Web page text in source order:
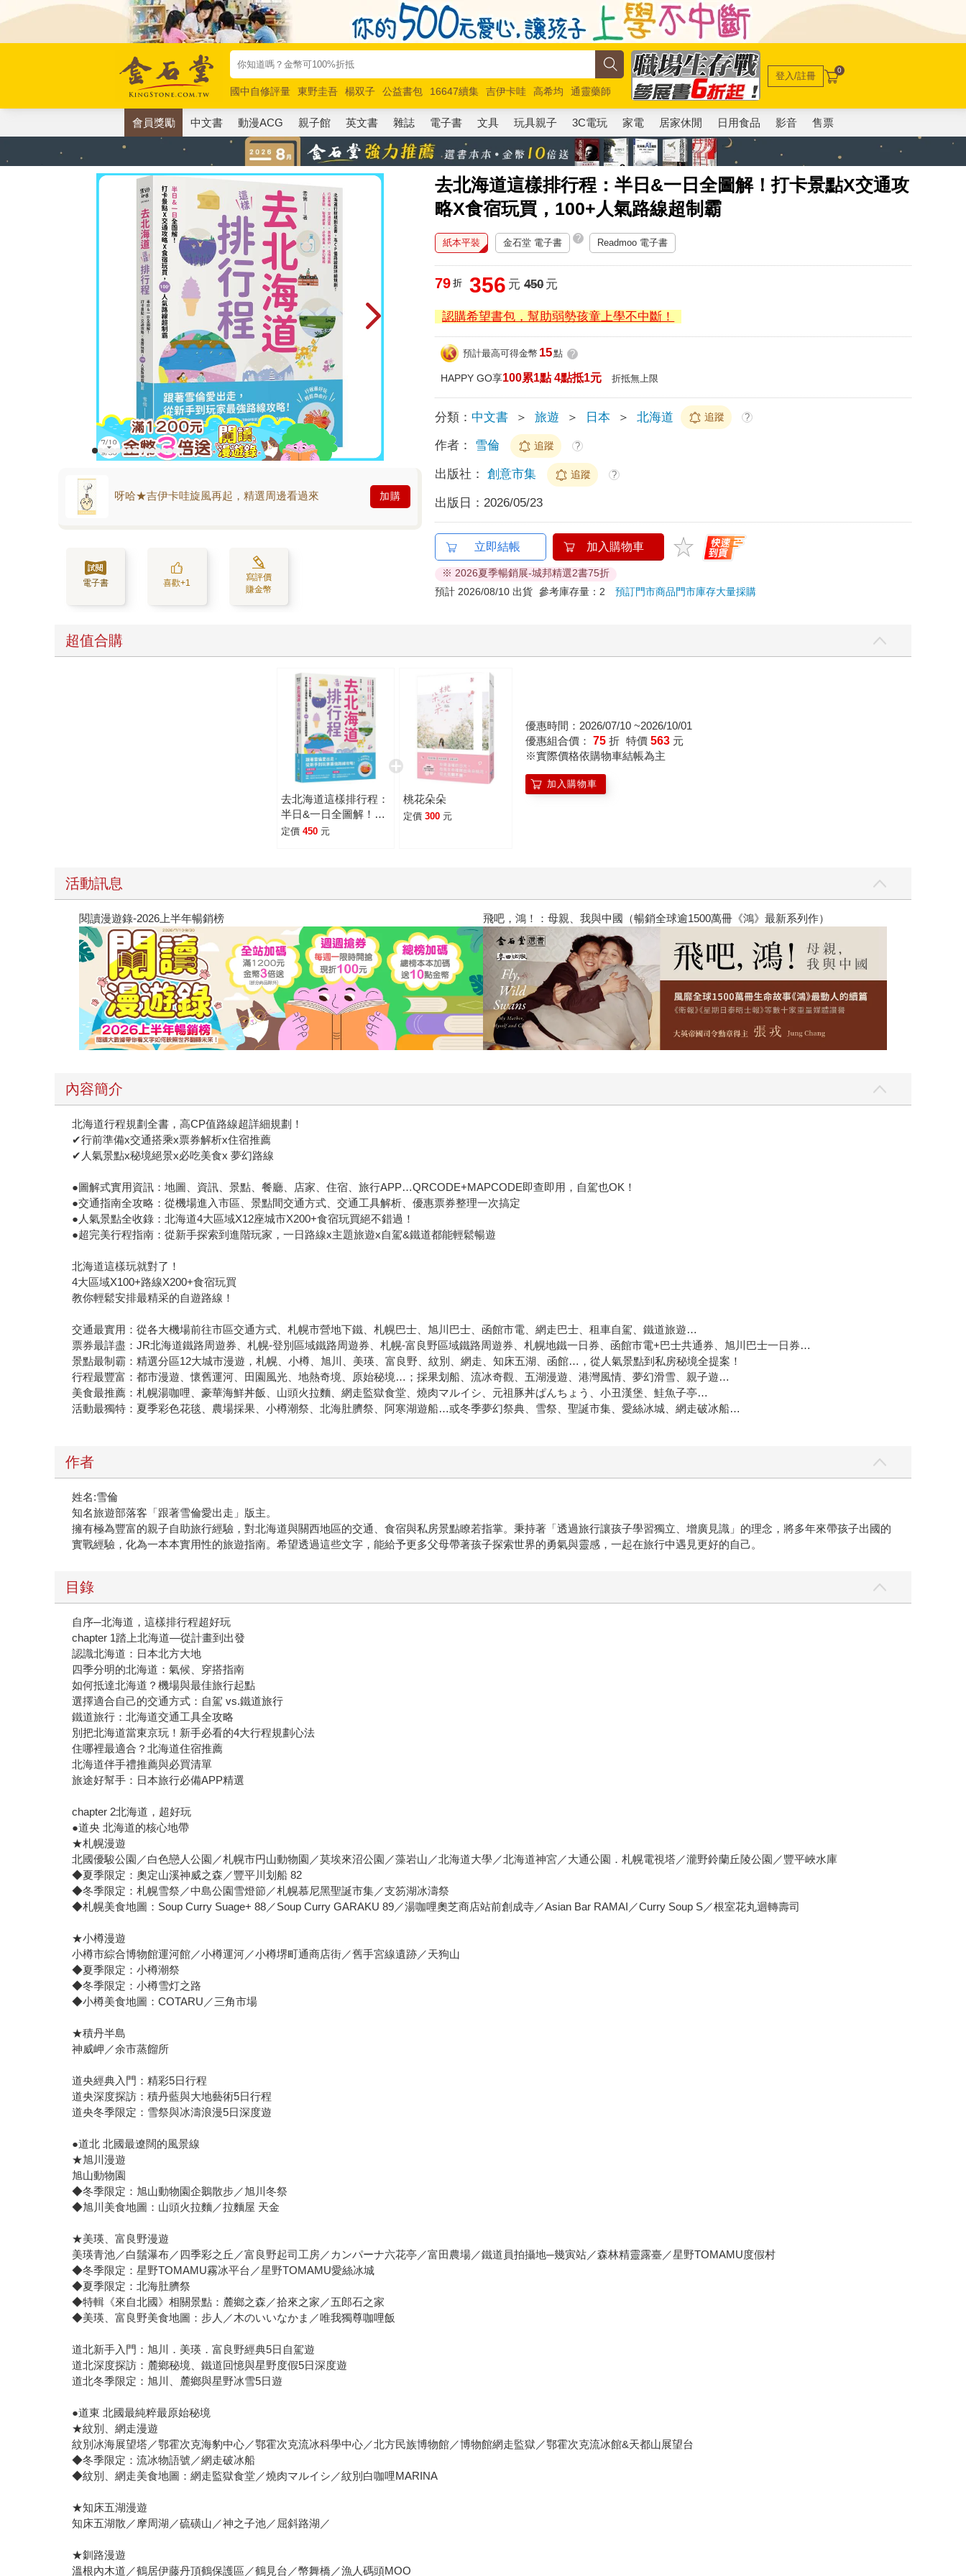
國中自修評量 東野圭吾 楊双子 公益書包 16647續集 吉伊卡哇 高希均
通靈藥師
唯紅花綻放
奧德賽 路邊攤新作 馬斯克 玩具總動員5 超慢跑
登入/註冊 0
會員獎勵 中文書 動漫ACG 親子館 英文書 雜誌 電子書 文具 玩具親子 3C電玩 家電 居家休閒 日用食品 影音 售票
去北海道這樣排行程：半日&一日全圖解！打卡景點X交通攻
略X食宿玩買，100+人氣路線超制霸
呀哈★吉伊卡哇旋風再起，精選周邊看過來 加購
電子書 喜歡+1
寫評價
賺金幣
紙本平裝 金石堂 電子書 ? Readmoo 電子書
79 折 356 元 450元
認購希望書包，幫助弱勢孩童上學不中斷！
預計最高可得金幣 15點 ?
HAPPY GO享100累1點 4點抵1元 折抵無上限
分類： 中文書 ＞ 旅遊 ＞ 日本 ＞ 北海道 追蹤 ?
作者： 雪倫 追蹤 ?
出版社： 創意市集 追蹤 ?
出版日： 2026/05/23
立即結帳 加入購物車
※ 2026夏季暢銷展-城邦精選2書75折
預計 2026/08/10 出貨 參考庫存量：2預訂門市商品門市庫存大量採購
超值合購
去北海道這樣排行程：
半日&一日全圖解！打
卡景點X交通攻略X食
定價 450 元
桃花朵朵
定價 300 元
優惠時間：2026/07/10 ~2026/10/01
優惠組合價： 75 折 特價 563 元
※實際價格依購物車結帳為主
加入購物車
活動訊息
閱讀漫遊錄-2026上半年暢銷榜 飛吧，鴻！：母親、我與中國（暢銷全球逾1500萬冊《鴻》最新系列作）
內容簡介
北海道行程規劃全書，高CP值路線超詳細規劃！
✔行前準備x交通搭乘x票券解析x住宿推薦
✔人氣景點x秘境絕景x必吃美食x 夢幻路線
●圖解式實用資訊：地圖、資訊、景點、餐廳、店家、住宿、旅行APP…QRCODE+MAPCODE即查即用，自駕也OK！
●交通指南全攻略：從機場進入市區、景點間交通方式、交通工具解析、優惠票券整理一次搞定
●人氣景點全收錄：北海道4大區域X12座城市X200+食宿玩買絕不錯過！
●超完美行程指南：從新手探索到進階玩家，一日路線x主題旅遊x自駕&鐵道都能輕鬆暢遊
北海道這樣玩就對了！
4大區域X100+路線X200+食宿玩買
教你輕鬆安排最精采的自遊路線！
交通最實用：從各大機場前往市區交通方式、札幌市營地下鐵、札幌巴士、旭川巴士、函館市電、網走巴士、租車自駕、鐵道旅遊…
票券最詳盡：JR北海道鐵路周遊券、札幌-登別區域鐵路周遊券、札幌-富良野區域鐵路周遊券、札幌地鐵一日券、函館市電+巴士共通券、旭川巴士一日券…
景點最制霸：精選分區12大城市漫遊，札幌、小樽、旭川、美瑛、富良野、紋別、網走、知床五湖、函館…，從人氣景點到私房秘境全提案！
行程最豐富：都市漫遊、懷舊運河、田園風光、地熱奇境、原始秘境…；採果划船、流冰奇觀、五湖漫遊、港灣風情、夢幻滑雪、親子遊…
美食最推薦：札幌湯咖哩、豪華海鮮丼飯、山頭火拉麵、網走監獄食堂、燒肉マルイシ、元祖豚丼ぱんちょう、小丑漢堡、鮭魚子亭…
活動最獨特：夏季彩色花毯、農場採果、小樽潮祭、北海肚臍祭、阿寒湖遊船…或冬季夢幻祭典、雪祭、聖誕市集、愛絲冰城、網走破冰船…
作者
姓名:雪倫
知名旅遊部落客「跟著雪倫愛出走」版主。
擁有極為豐富的親子自助旅行經驗，對北海道與關西地區的交通、食宿與私房景點瞭若指掌。秉持著「透過旅行讓孩子學習獨立、增廣見識」的理念，將多年來帶孩子出國的
實戰經驗，化為一本本實用性的旅遊指南。希望透過這些文字，能給予更多父母帶著孩子探索世界的勇氣與靈感，一起在旅行中遇見更好的自己。
目錄
自序─北海道，這樣排行程超好玩
chapter 1踏上北海道—從計畫到出發
認識北海道：日本北方大地
四季分明的北海道：氣候、穿搭指南
如何抵達北海道？機場與最佳旅行起點
選擇適合自己的交通方式：自駕 vs.鐵道旅行
鐵道旅行：北海道交通工具全攻略
別把北海道當東京玩！新手必看的4大行程規劃心法
住哪裡最適合？北海道住宿推薦
北海道伴手禮推薦與必買清單
旅途好幫手：日本旅行必備APP精選
chapter 2北海道，超好玩
●道央 北海道的核心地帶
★札幌漫遊
北國優駿公園／白色戀人公園／札幌市円山動物園／莫埃來沼公園／藻岩山／北海道大學／北海道神宮／大通公園．札幌電視塔／瀧野鈴蘭丘陵公園／豐平峽水庫
◆夏季限定：奧定山溪神威之森／豐平川划船 82
◆冬季限定：札幌雪祭／中島公園雪燈節／札幌慕尼黑聖誕市集／支笏湖冰濤祭
◆札幌美食地圖：Soup Curry Suage+ 88／Soup Curry GARAKU 89／湯咖哩奧芝商店站前創成寺／Asian Bar RAMAI／Curry Soup S／根室花丸迴轉壽司
★小樽漫遊
小樽市綜合博物館運河館／小樽運河／小樽堺町通商店街／舊手宮線遺跡／天狗山
◆夏季限定：小樽潮祭
◆冬季限定：小樽雪灯之路
◆小樽美食地圖：COTARU／三角市場
★積丹半島
神威岬／余市蒸餾所
道央經典入門：精彩5日行程
道央深度探訪：積丹藍與大地藝術5日行程
道央冬季限定：雪祭與冰濤浪漫5日深度遊
●道北 北國最遼闊的風景線
★旭川漫遊
旭山動物園
◆冬季限定：旭山動物園企鵝散步／旭川冬祭
◆旭川美食地圖：山頭火拉麵／拉麵屋 天金
★美瑛、富良野漫遊
美瑛青池／白鬚瀑布／四季彩之丘／富良野起司工房／カンパーナ六花亭／富田農場／鐵道員拍攝地─幾寅站／森林精靈露臺／星野TOMAMU度假村
◆冬季限定：星野TOMAMU霧冰平台／星野TOMAMU愛絲冰城
◆夏季限定：北海肚臍祭
◆特輯《來自北國》相關景點：麓鄉之森／拾來之家／五郎石之家
◆美瑛、富良野美食地圖：步人／木のいいなかま／唯我獨尊咖哩飯
道北新手入門：旭川．美瑛．富良野經典5日自駕遊
道北深度探訪：麓鄉秘境、鐵道回憶與星野度假5日深度遊
道北冬季限定：旭川、麓鄉與星野冰雪5日遊
●道東 北國最純粹最原始秘境
★紋別、網走漫遊
紋別冰海展望塔／鄂霍次克海豹中心／鄂霍次克流冰科學中心／北方民族博物館／博物館網走監獄／鄂霍次克流冰館&天都山展望台
◆冬季限定：流冰物語號／網走破冰船
◆紋別、網走美食地圖：網走監獄食堂／燒肉マルイシ／紋別白咖哩MARINA
★知床五湖漫遊
知床五湖散／摩周湖／硫磺山／神之子池／屈斜路湖／
★釧路漫遊
溫根內木道／鶴居伊藤丹頂鶴保護區／鶴見台／幣舞橋／漁人碼頭MOO